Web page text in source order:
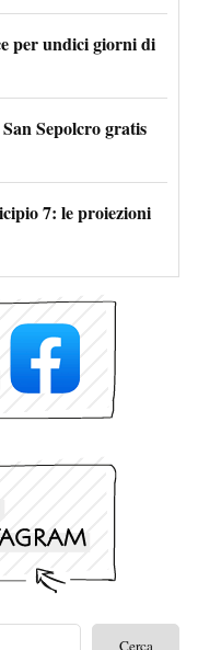
per undici giorni di
Sepolcro gratis
7: le proiezioni